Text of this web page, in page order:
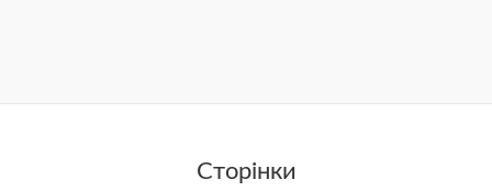
Сторінки